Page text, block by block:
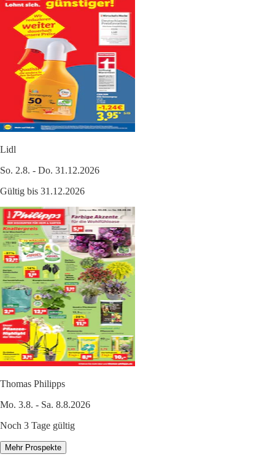
Lidl
So. 2.8. - Do. 31.12.2026
Gültig bis 31.12.2026
Thomas Philipps
Mo. 3.8. - Sa. 8.8.2026
Noch 3 Tage gültig
Mehr Prospekte